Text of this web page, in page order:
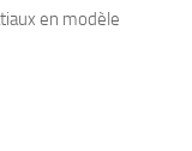
en modèle